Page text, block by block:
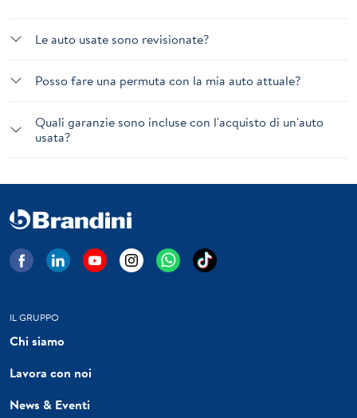
Le auto usate sono revisionate?
Posso fare una permuta con la mia auto attuale?
Quali garanzie sono incluse con l'acquisto di un'auto
usata?
IL GRUPPO
Chi siamo
Lavora con noi
News & Eventi